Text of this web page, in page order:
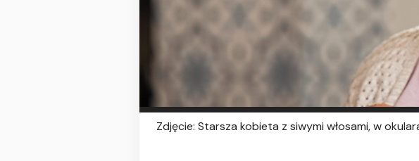
Zdjęcie: Starsza kobieta z siwymi włosami, w